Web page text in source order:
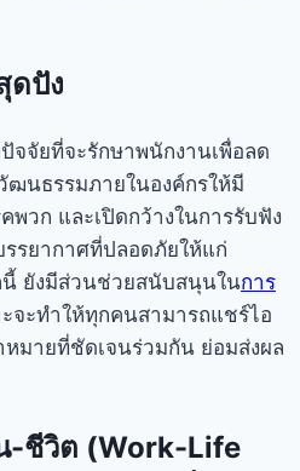
ดปัง
จจัยที่จะรักษาพนักงานเพื่อลด
ฒนธรรมภายในองค์กรให้มี
พวก และเปิดกว้างในการรับฟัง
รยากาศที่ปลอดภัยให้แก่
ยังมีส่วนช่วยสนับสนุนในการ
ะจะทำให้ทุกคนสามารถแชร์ไอ
หมายที่ชัดเจนร่วมกัน ย่อมส่งผล
-ชีวิต (Work-Life